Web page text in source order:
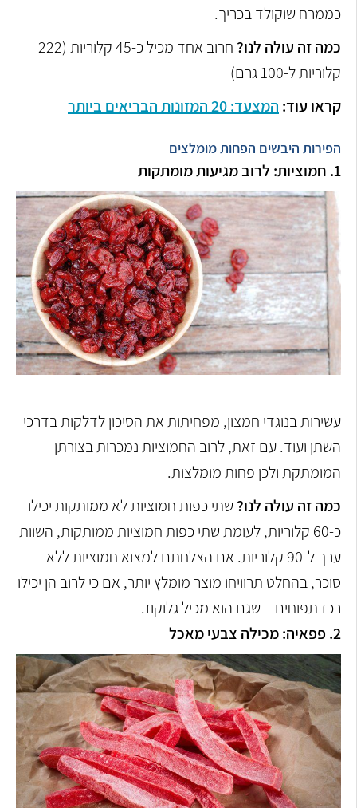
כממרח שוקולד בכריך.
כמה זה עולה לנו?
חרוב אחד מכיל כ-45 קלוריות (222
קלוריות ל-100 גרם)
קראו עוד: המצעד: 20 המזונות הבריאים ביותר
הפירות היבשים הפחות מומלצים
1. חמוציות: לרוב מגיעות מומתקות
עשירות בנוגדי חמצון, מפחיתות את הסיכון לדלקות בדרכי
השתן ועוד. עם זאת, לרוב החמוציות נמכרות בצורתן
המומתקת ולכן פחות מומלצות.
כמה זה עולה לנו? שתי כפות חמוציות לא ממותקות יכילו
כ-60 קלוריות, לעומת שתי כפות חמוציות ממותקות, השוות
ערך ל-90 קלוריות. אם הצלחתם למצוא חמוציות ללא
סוכר, בהחלט תרוויחו מוצר מומלץ יותר, אם כי לרוב הן יכילו
רכז תפוחים – שגם הוא מכיל גלוקוז.
2. פפאיה: מכילה צבעי מאכל